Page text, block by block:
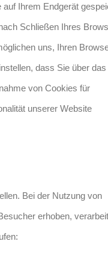
Ihrem Endgerät
Schließen Ihres
uns, Ihren
dass Sie über das
von Cookies für
unserer Website
Bei der Nutzung von
erhoben,